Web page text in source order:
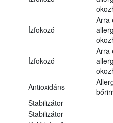
Ízfokozó
Arra
Ízfokozó
Arra
Antioxidáns
Stabilizátor
Stabilizátor